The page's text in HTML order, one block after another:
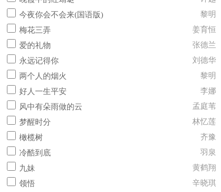
今夜你会不会来(国语版)
黎明
梅花三弄
姜育恒
爱的礼物
张德兰
永远记得你
刘德华
两个人的烟火
黎明
好人一生平安
李娜
风中有朵雨做的云
孟庭苇
梦醒时分
林忆莲
橄榄树
齐豫
冷酷到底
羽泉
九妹
黄鹤翔
领悟
辛晓琪